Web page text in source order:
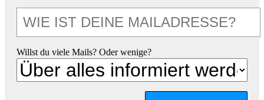
Willst du viele Mails? Oder wenige?